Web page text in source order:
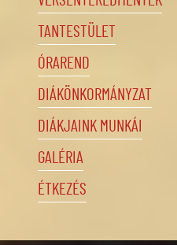
TANTESTÜLET
ÓRAREND
DIÁKÖNKORMÁNYZAT
DIÁKJAINK MUNKÁI
GALÉRIA
ÉTKEZÉS